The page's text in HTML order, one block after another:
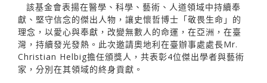
該基金會表揚在醫學、科學、藝術、人道領域中持續奉
獻、堅守信念的傑出人物，讓史懷哲博士「敬畏生命」的
理念，以愛心與奉獻，改變無數人的命運，在亞洲，在臺
灣，持續發光發熱。此次邀請奧地利在臺辦事處處長Mr.
Christian Helbig擔任頒獎人，共表彰4位傑出學者與藝術
家，分別在其領域的終身貢獻。